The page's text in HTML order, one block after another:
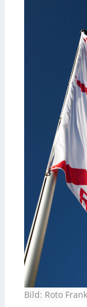
Bild: Roto